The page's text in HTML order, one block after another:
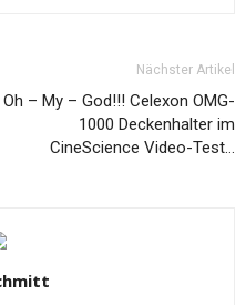
Nächster Artikel
Oh – My – God!!! Celexon OMG-
1000 Deckenhalter im
CineScience Video-Test…